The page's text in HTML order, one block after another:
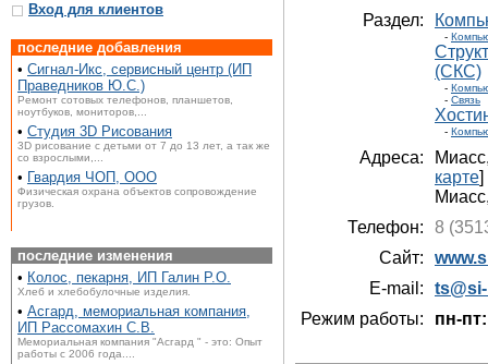
Вход для клиентов
последние добавления
• Сигнал-Икс, сервисный центр (ИП
Праведников Ю.С.)
Ремонт сотовых телефонов, планшетов,
ноутбуков, мониторов,...
• Студия 3D Рисования
3D рисование с детьми от 7 до 13 лет, а так же
со взрослыми,...
• Гвардия ЧОП, ООО
Физическая охрана объектов сопровождение
грузов.
последние изменения
• Колос, пекарня, ИП Галин Р.О.
Хлеб и хлебобулочные изделия.
• Асгард, мемориальная компания,
ИП Рассомахин С.В.
Мемориальная компания "Асгард " - это: Опыт
работы с 2006 года....
Раздел:
-
(СКС)
-
- Связь
-
Адреса:
карте]
Телефон:
8
Сайт:
E-mail:
Режим работы:
пн-